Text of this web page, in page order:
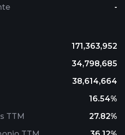
-
171,363,952
34,798,685
38,614,664
16.54%
TTM
27.82%